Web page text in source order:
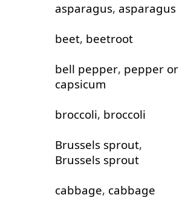
asparagus, asparagus
beet, beetroot
bell pepper, pepper or
capsicum
broccoli, broccoli
Brussels sprout,
Brussels sprout
cabbage, cabbage